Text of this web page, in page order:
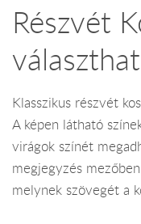
Részvét
Klasszikus részvét
A képen látható
virágok színét
megjegyzés
melynek szövegét a